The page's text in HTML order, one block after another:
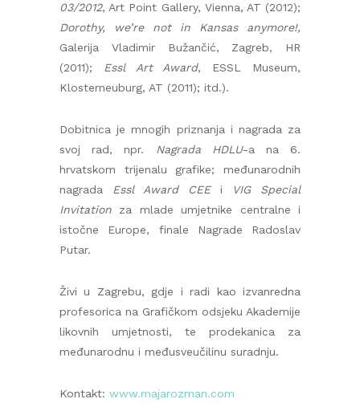
03/2012, Art Point Gallery, Vienna, AT (2012);
Dorothy, we’re not in Kansas anymore!,
Galerija Vladimir Bužančić, Zagreb, HR
(2011); Essl Art Award, ESSL Museum,
Klosterneuburg, AT (2011); itd.).
Dobitnica je mnogih priznanja i nagrada za
svoj rad, npr. Nagrada HDLU-a na 6.
hrvatskom trijenalu grafike; međunarodnih
nagrada Essl Award CEE i
VIG Special
Invitation za mlade umjetnike centralne i
istočne Europe, finale Nagrade Radoslav
Putar.
Živi u Zagrebu, gdje i radi kao izvanredna
profesorica na Grafičkom odsjeku Akademije
likovnih umjetnosti, te prodekanica za
međunarodnu i međusveučilinu suradnju.
Kontakt: www.majarozman.com